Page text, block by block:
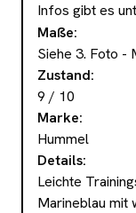
Infos gibt es
Maße:
Siehe 3. Foto -
Zustand:
9 / 10
Marke:
Hummel
Details:
Leichte
Marineblau mit